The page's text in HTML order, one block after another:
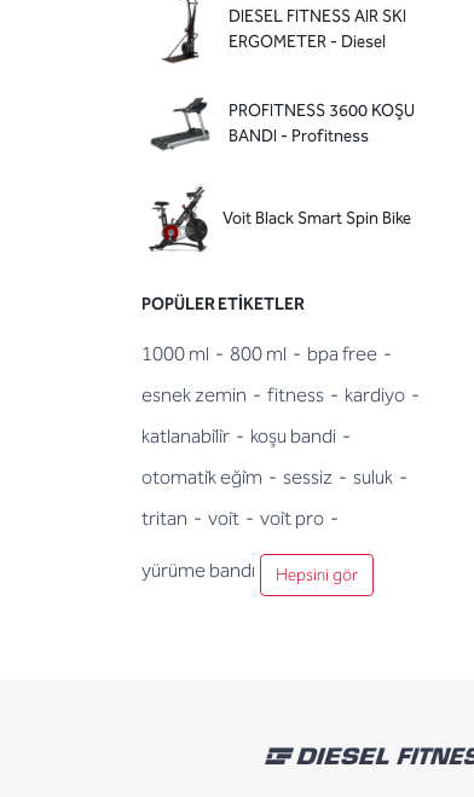
DIESEL FITNESS AIR SKI
ERGOMETER - Diesel
PROFITNESS 3600 KOŞU
BANDI - Profitness
Voit Black Smart Spin Bike
POPÜLER ETIKETLER
1000 ml - 800 ml - bpa free -
esnek zemin - fitness - kardiyo -
katlanabi̇li̇r - koşu bandi -
otomati̇k eği̇m - sessiz - suluk -
tritan - voi̇t - voi̇t pro -
yürüme bandı Hepsini gör